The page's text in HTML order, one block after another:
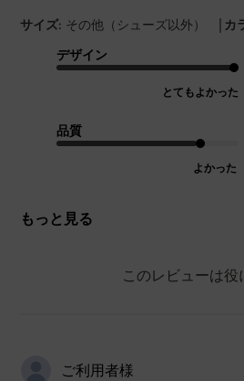
サイズ: その他（シューズ以外） | カ
デザイン
とてもよかった
品質
よかった
もっと見る
このレビューは役
ご利用者様